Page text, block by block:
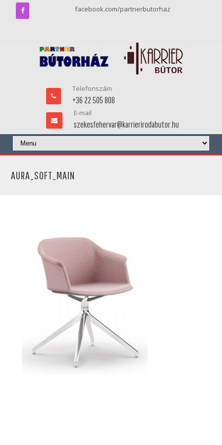
facebook.com/partnerbutorhaz
Telefonszám
+36 22 505 808
E-mail
szekesfehervar@karrierirodabutor.hu
AURA_SOFT_MAIN